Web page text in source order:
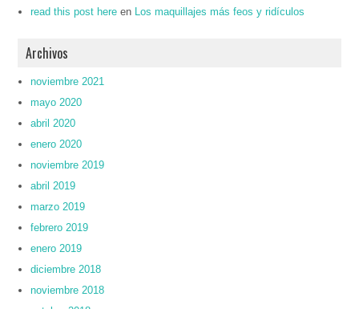
read this post here en Los maquillajes más feos y ridículos
Archivos
noviembre 2021
mayo 2020
abril 2020
enero 2020
noviembre 2019
abril 2019
marzo 2019
febrero 2019
enero 2019
diciembre 2018
noviembre 2018